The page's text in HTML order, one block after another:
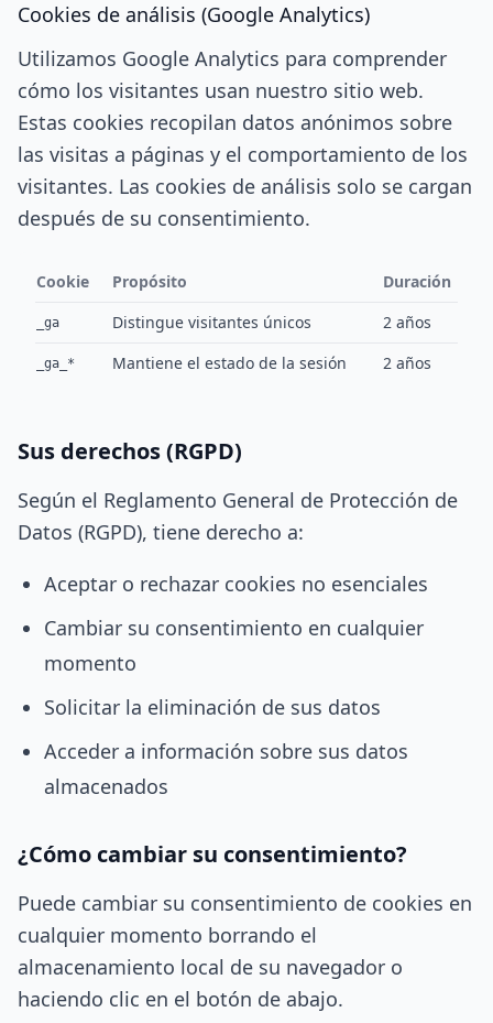
Cookies de análisis (Google Analytics)
Utilizamos Google Analytics para comprender
cómo los visitantes usan nuestro sitio web.
Estas cookies recopilan datos anónimos sobre
las visitas a páginas y el comportamiento de los
visitantes. Las cookies de análisis solo se cargan
después de su consentimiento.
Cookie Propósito Duración
_ga Distingue visitantes únicos 2 años
_ga_* Mantiene el estado de la sesión 2 años
Sus derechos (RGPD)
Según el Reglamento General de Protección de
Datos (RGPD), tiene derecho a:
Aceptar o rechazar cookies no esenciales
Cambiar su consentimiento en cualquier
momento
Solicitar la eliminación de sus datos
Acceder a información sobre sus datos
almacenados
¿Cómo cambiar su consentimiento?
Puede cambiar su consentimiento de cookies en
cualquier momento borrando el
almacenamiento local de su navegador o
haciendo clic en el botón de abajo.